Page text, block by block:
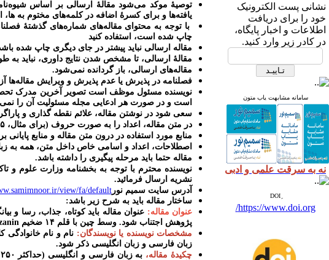
نشانی پست الکترونیک
خود را برای دریافت
اطلاعات و اخبار پایگاه،
در کادر زیر وارد کنید.
سامانه مشابهت یاب متون
نه به سرقت علمی و ادبی
https://www.doi.org/
توصیۀ موکد می‌شود مقالۀ ارسالی بر اساس
یافته‌ها و برای کسرۀ اضافه در کلمه‌های مختوم به ها،
با توجه به محتوای مقاله‌های شماره‌های گذشتۀ
چاپ شده است، استفاده کنید
مقاله ارسالی نباید پیشتر در جای دیگری چاپ شده
مقالۀ ارسالی، تا مشخص شدن نتایج داوری، نباید
مقاله‌های ارسالی، باز گردانده نمی‌شود.
فصلنامه در پذیرش یا عدم پذیرش و ویرایش مقاله‌ها
نویسنده مسئول موظف است تصویر آخرین مدرک
است و در صورت هر ادعایی مجله مسئولیت آن را نمی
سعی شود در نوشتن مقاله، علائم نقطه گذاری و پاراگراف بندی (هر
در متن مقاله، اعداد را به صورت حروف (برای مثال، ۵ را پنج) بنویسید
منابع مورد استفاده در درون متن مقاله و منابع پایانی
اصطلاحات، اعداد و اسامی خاص داخل متن، همه به
مقاله حتما باید مرحله پیگیری را داشته باشد.
نویسنده محترمبا توجه به بخشنامه وزارت علوم و
نشریه ارسال فرمائید.
آدرس سایت سمیم نور view/fa/default
ساختار مقاله باید به شرح زیر باشد:
عنوان مقاله: عنوان مقاله باید کوتاه، جذاب، رسا و
پژوهش اجتناب شود. وسط چین با قلم ۱۴ ضخیم
مشخصات نویسنده یا نویسندگان: نام و نام خانوادگی
زبان فارسی و زبان انگلیسی ذکر شود.
چکیدۀ مقاله، به زبان فارسی و انگلیسی (حداکثر ۲۵۰ کلمه) شامل زمینه و هدف، روش کار، یافته‌ها و نتیجه‌گیری